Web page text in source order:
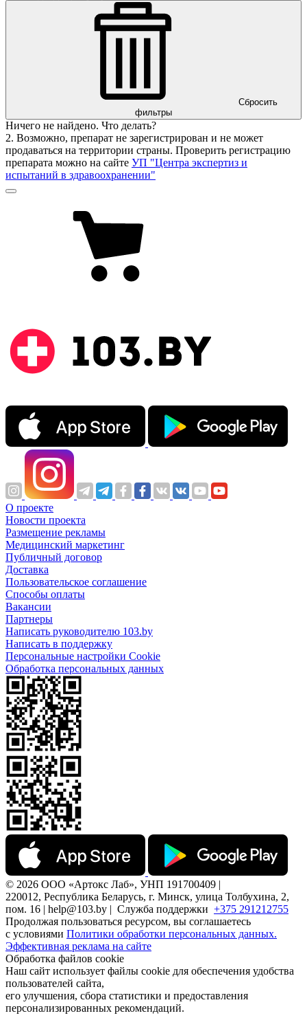
Сбросить
фильтры
Ничего не найдено. Что делать?
2. Возможно, препарат не зарегистрирован и не может
продаваться на территории страны. Проверить регистрацию
препарата можно на сайте УП "Центра экспертиз и
испытаний в здравоохранении"
О проекте
Новости проекта
Размещение рекламы
Медицинский маркетинг
Публичный договор
Доставка
Пользовательское соглашение
Способы оплаты
Вакансии
Партнеры
Написать руководителю 103.by
Написать в поддержку
Персональные настройки Cookie
Обработка персональных данных
© 2026 ООО «Артокс Лаб», УНП 191700409 |
220012, Республика Беларусь, г. Минск, улица Толбухина, 2,
пом. 16 | help@103.by | Служба поддержки +375 291212755
Продолжая пользоваться ресурсом, вы соглашаетесь
с условиями Политики обработки персональных данных.
Эффективная реклама на сайте
Обработка файлов cookie
Наш сайт использует файлы cookie для обеспечения удобства
пользователей сайта,
его улучшения, сбора статистики и предоставления
персонализированных рекомендаций.